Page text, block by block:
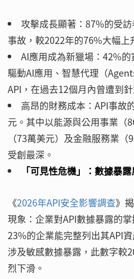
攻擊成長顯著：87%的受
事故，較2022年的76%大幅上
AI應用成為新獵場：42%
驅動AI應用、智慧代理（
API，在過去12個月內曾遭到
高昂的財務成本：API事故
元。其中以能源與公用事業（
（73萬美元）及金融服務業（
受創最深。
「可見性危機」：數據暴
《2026年API安全影響調查》
現象：企業對API數據暴露的
23%的企業能完整列出其API
涉及敏感數據暴露，此數字較
烈下滑。